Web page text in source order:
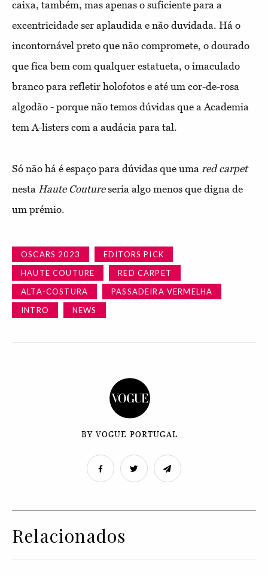
caixa, também, mas apenas o suficiente para a
excentricidade ser aplaudida e não duvidada. Há o
incontornável preto que não compromete, o dourado
que fica bem com qualquer estatueta, o imaculado
branco para refletir holofotos e até um cor-de-rosa
algodão - porque não temos dúvidas que a Academia
tem A-listers com a audácia para tal.
Só não há é espaço para dúvidas que uma red carpet
nesta Haute Coutureseria algo menos que digna de
um prémio.
OSCARS 2023
EDITORS PICK
HAUTE COUTURE
RED CARPET
ALTA-COSTURA
PASSADEIRA VERMELHA
INTRO
NEWS
BY VOGUE PORTUGAL
Relacionados